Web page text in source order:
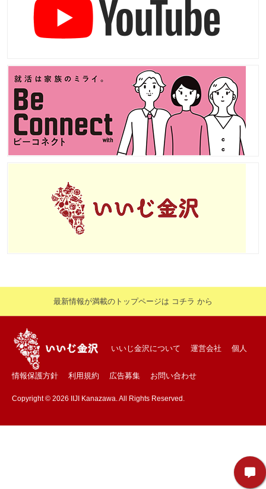
最新情報が満載のトップページは コチラ から
いいじ金沢について 運営会社 個人
情報保護方針 利用規約 広告募集 お問い合わせ
Copyright © 2026 IIJI Kanazawa. All Rights Reserved.